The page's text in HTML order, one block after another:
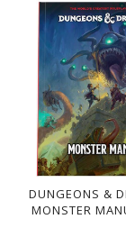
DUNGEONS &
MONSTER